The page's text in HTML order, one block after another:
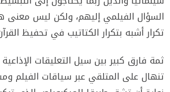
السؤال الفيلمي إليهم، ولكن ليس معنى
تكرار أشبه بتكرار الكتاتيب في تحفيظ
ثمة فارق كبير بين سيل التعليقات الإذاعية
تنهال على المتلقي عبر سياقات الفيلم